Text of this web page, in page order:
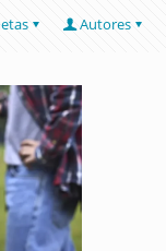
Autores